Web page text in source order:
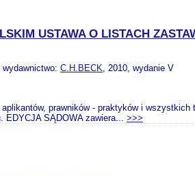
USTAWA O LISTACH
wydawnictwo: C.H.BECK, 2010, wydanie V
prawników - praktyków i
EDYCJA SĄDOWA zawiera... >>>